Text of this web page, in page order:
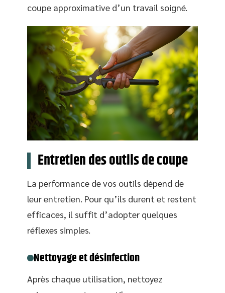
coupe approximative d’un travail soigné.
Entretien des outils de coupe
La performance de vos outils dépend de
leur entretien. Pour qu’ils durent et restent
efficaces, il suffit d’adopter quelques
réflexes simples.
Nettoyage et désinfection
Après chaque utilisation, nettoyez